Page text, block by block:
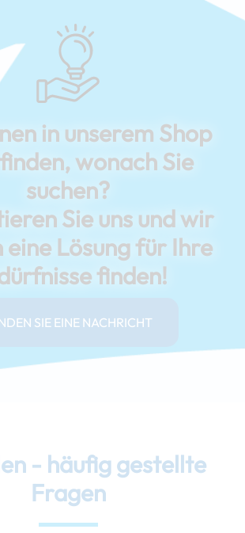
in unserem Shop
wonach Sie
suchen?
Sie uns und wir
Lösung für Ihre
finden!
SIE EINE NACHRICHT
- häufig gestellte
Fragen